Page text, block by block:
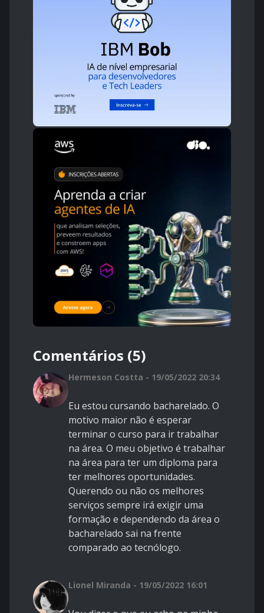
Comentários (5)
Hermeson Costta - 19/05/2022 20:34
Eu estou cursando bacharelado. O
motivo maior não é esperar
terminar o curso para ir trabalhar
na área. O meu objetivo é trabalhar
na área para ter um diploma para
ter melhores oportunidades.
Querendo ou não os melhores
serviços sempre irá exigir uma
formação e dependendo da área o
bacharelado sai na frente
comparado ao tecnólogo.
Lionel Miranda - 19/05/2022 16:01